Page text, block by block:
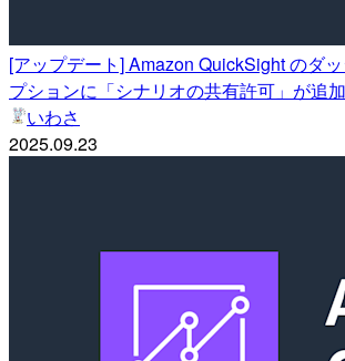
[アップデート] Amazon QuickSight のダ
プションに「シナリオの共有許可」が追
いわさ
2025.09.23